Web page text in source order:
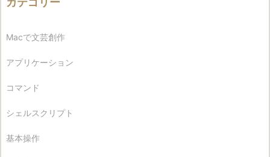
Macで文芸創作
アプリケーション
コマンド
シェルスクリプト
基本操作